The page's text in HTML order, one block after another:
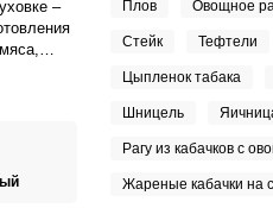
–
Плов Овощное
Стейк Тефтели
Цыпленок табака
Шницель
Рагу из кабачков с
Жареные кабачки на